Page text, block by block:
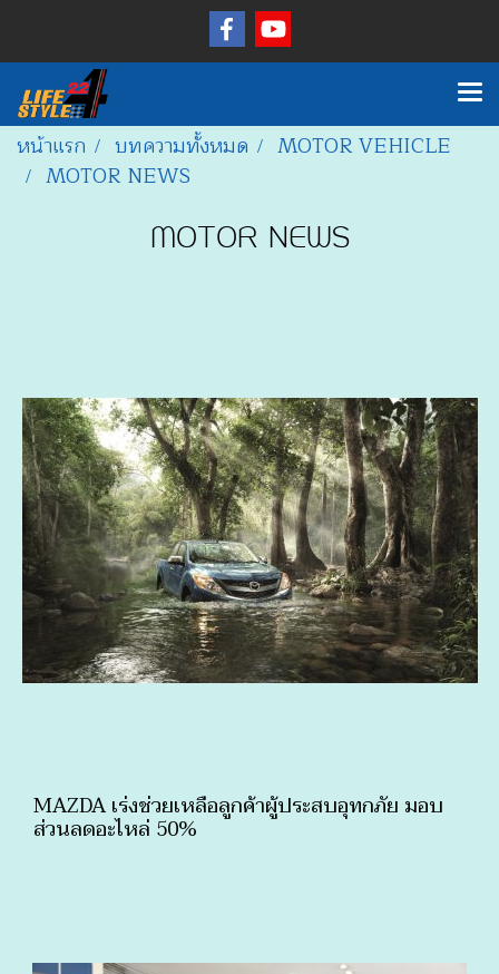
หน้าแรก บทความทั้งหมด
MOTOR VEHICLE
MOTOR NEWS
MOTOR NEWS
MAZDA เร่งช่วยเหลือลูกค้าผู้ประสบอุทกภัย มอบ
ส่วนลดอะไหล่ 50%